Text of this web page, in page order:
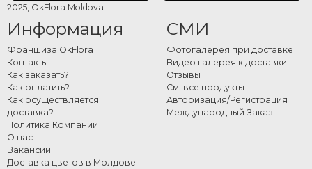
2025, OkFlora Moldova
Информация
Франшиза OkFlora
Контакты
Как заказать?
Как оплатить?
Как осуществляется
доставка?
Политика Компании
О нас
Вакансии
Доставка цветов в Молдове
СМИ
Фотогалерея при доставке
Видео галерея к доставки
Отзывы
См. все продукты
Авторизация/Регистрация
Международный Заказ